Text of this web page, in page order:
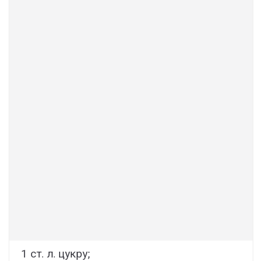
1 ст. л. цукру;